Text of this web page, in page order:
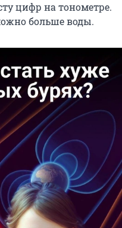
цифр на тонометре.
больше воды.